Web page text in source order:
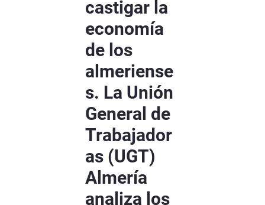
castigar la
economía
de los
almeriense
s. La Unión
General de
Trabajador
as (UGT)
Almería
analiza los